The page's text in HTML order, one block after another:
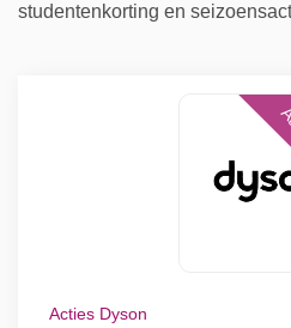
studentenkorting en
Acties Dyson